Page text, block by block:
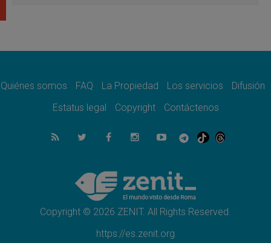
como misión al servicio del Evangelio
SIGNIS 2026, dar voz a las religiosas en el
07.08.2026
Lanzan un proyecto de empoderamiento
Programa oficial del Viaje Apostólico del
Papa León XIV a Francia
Quiénes somos FAQ La Propiedad Los servicios
Difusión
Estatus legal
Copyright Contáctenos
Copyright © 2026 ZENIT. All Rights Reserved.
https://es.zenit.org